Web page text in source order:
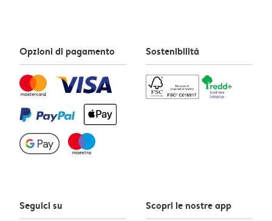
Opzioni di pagamento Sostenibilità
Seguici su Scopri le nostre app